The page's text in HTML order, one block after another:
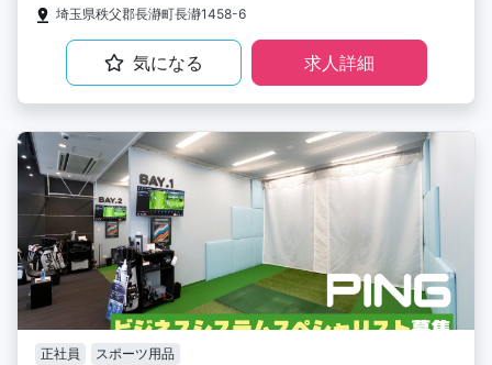
埼玉県秩父郡長瀞町長瀞1458-6
気になる 求人詳細
正社員 スポーツ用品